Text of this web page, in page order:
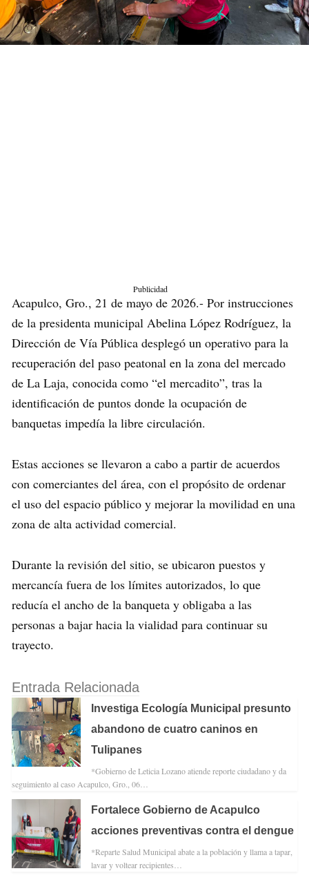
Publicidad
Acapulco, Gro., 21 de mayo de 2026.- Por instrucciones
de la presidenta municipal Abelina López Rodríguez, la
Dirección de Vía Pública desplegó un operativo para la
recuperación del paso peatonal en la zona del mercado
de La Laja, conocida como “el mercadito”, tras la
identificación de puntos donde la ocupación de
banquetas impedía la libre circulación.
Estas acciones se llevaron a cabo a partir de acuerdos
con comerciantes del área, con el propósito de ordenar
el uso del espacio público y mejorar la movilidad en una
zona de alta actividad comercial.
Durante la revisión del sitio, se ubicaron puestos y
mercancía fuera de los límites autorizados, lo que
reducía el ancho de la banqueta y obligaba a las
personas a bajar hacia la vialidad para continuar su
trayecto.
Entrada Relacionada
Investiga Ecología Municipal presunto
abandono de cuatro caninos en
Tulipanes
*Gobierno de Leticia Lozano atiende reporte ciudadano y da
seguimiento al caso Acapulco, Gro., 06…
Fortalece Gobierno de Acapulco
acciones preventivas contra el dengue
*Reparte Salud Municipal abate a la población y llama a tapar,
lavar y voltear recipientes…